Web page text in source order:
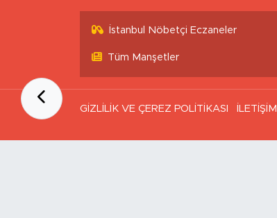
İstanbul Nöbetçi Eczaneler
Tüm Manşetler
GİZLİLİK VE ÇEREZ POLİTİKASI İLETİŞİM